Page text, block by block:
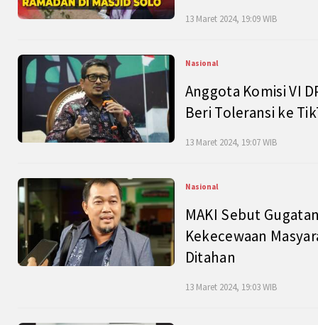
13 Maret 2024, 19:09 WIB
Nasional
Anggota Komisi VI
Beri Toleransi ke
13 Maret 2024, 19:07 WIB
Nasional
MAKI Sebut
Kekecewaan
Ditahan
13 Maret 2024, 19:03 WIB